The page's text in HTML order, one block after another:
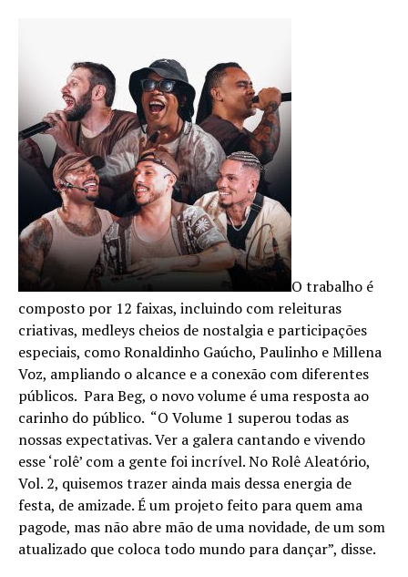
O trabalho é
composto por 12 faixas, incluindo com releituras
criativas, medleys cheios de nostalgia e participações
especiais, como Ronaldinho Gaúcho, Paulinho e Millena
Voz, ampliando o alcance e a conexão com diferentes
públicos. Para Beg, o novo volume é uma resposta ao
carinho do público. “O Volume 1 superou todas as
nossas expectativas. Ver a galera cantando e vivendo
esse ‘rolê’ com a gente foi incrível. No Rolê Aleatório,
Vol. 2, quisemos trazer ainda mais dessa energia de
festa, de amizade. É um projeto feito para quem ama
pagode, mas não abre mão de uma novidade, de um som
atualizado que coloca todo mundo para dançar”, disse.